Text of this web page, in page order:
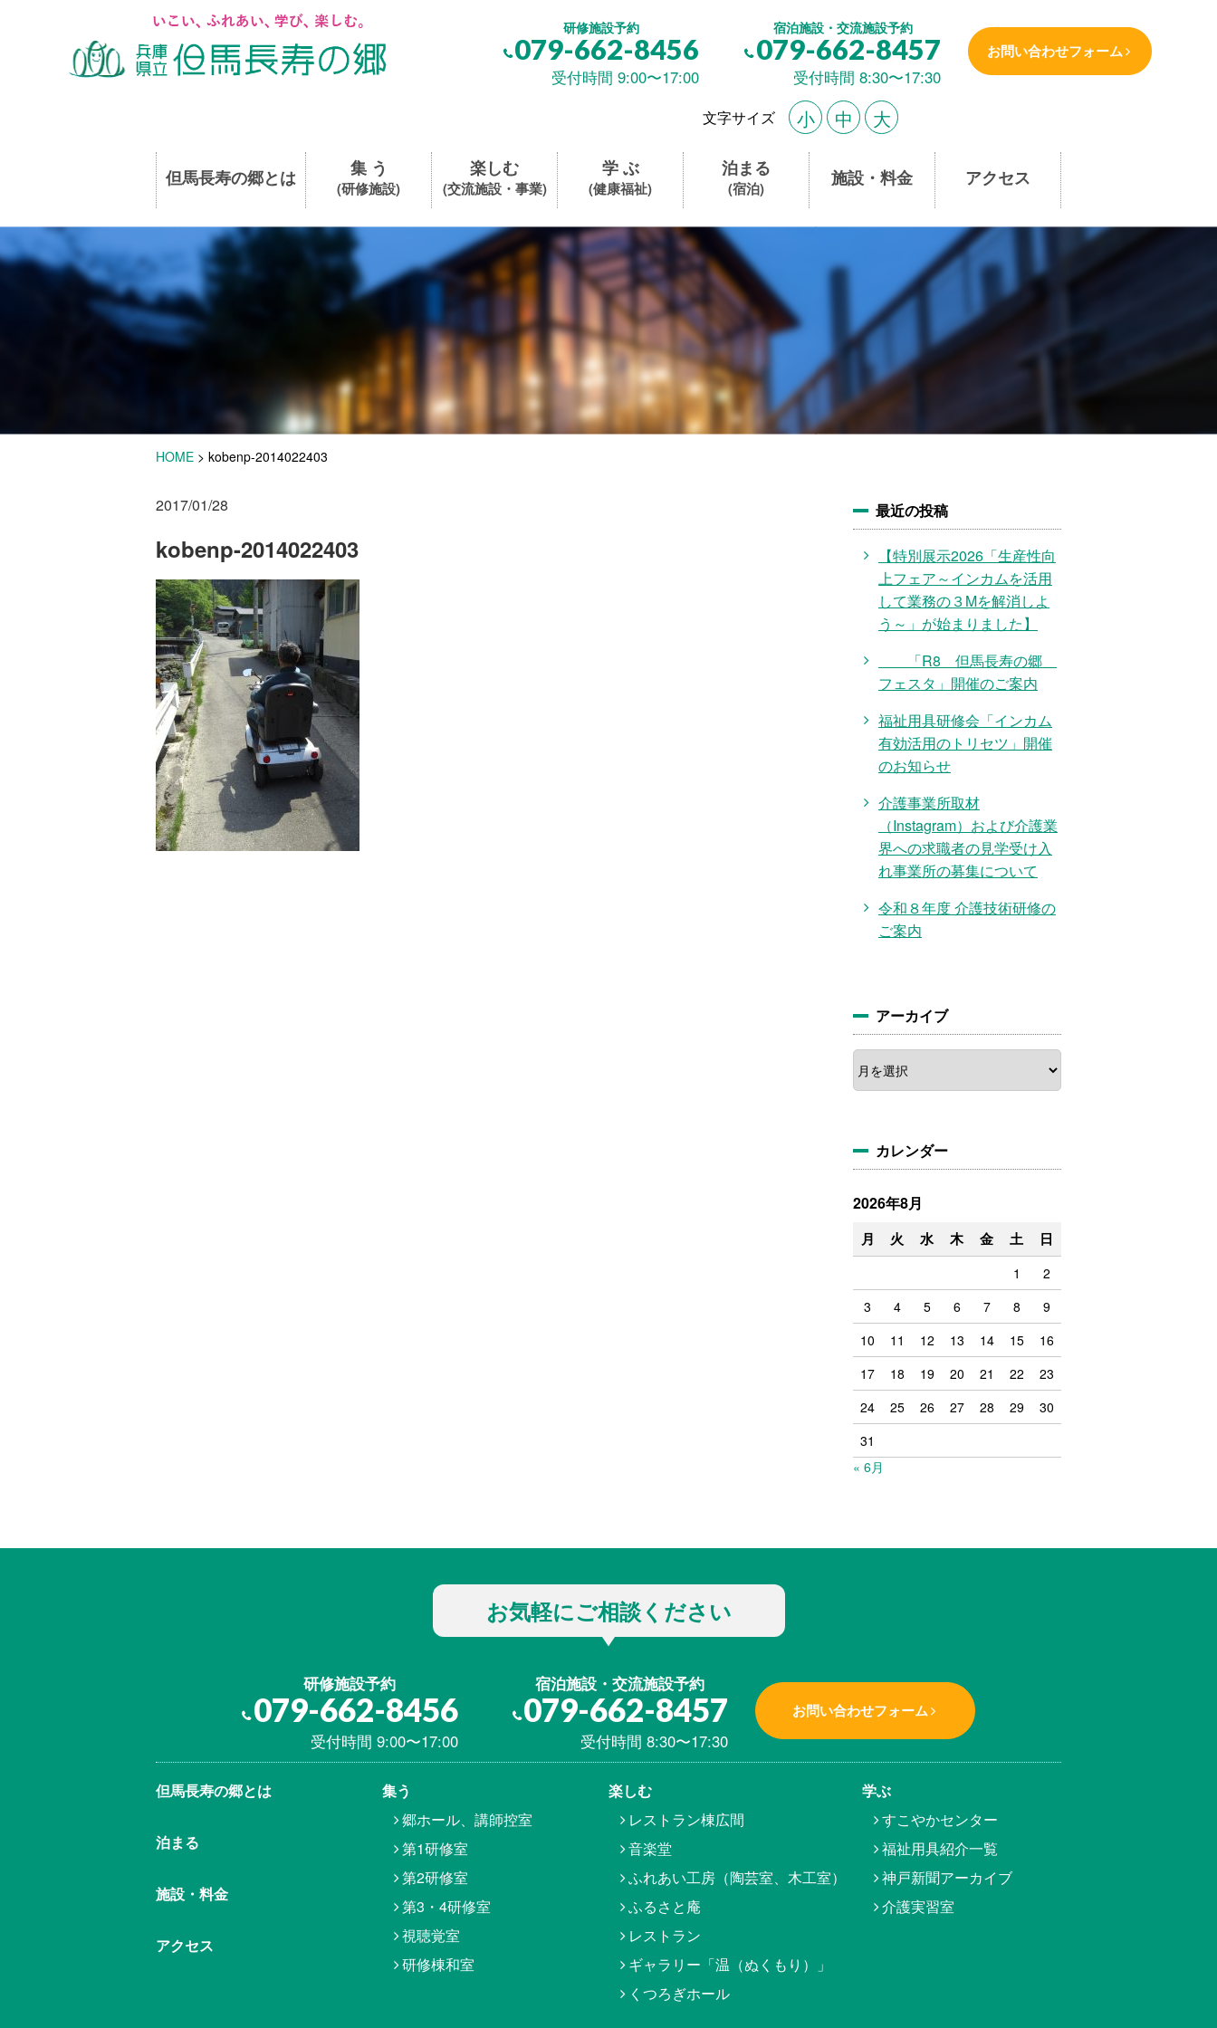
研修施設予約
079-662-8456
受付時間 9:00〜17:00
宿泊施設・交流施設予約
079-662-8457
受付時間 8:30〜17:30
お問い合わせフォーム
文字サイズ 小 中 大
但馬長寿の郷とは 集 う
(研修施設)
楽しむ
(交流施設・事業)
学 ぶ
(健康福祉)
泊まる
(宿泊) 施設・料金 アクセス
HOME > kobenp-2014022403
2017/01/28
kobenp-2014022403
最近の投稿
【特別展示2026「生産性向
上フェア～インカムを活用
して業務の３Mを解消しよ
う～」が始まりました】
「R8 但馬長寿の郷
フェスタ」開催のご案内
福祉用具研修会「インカム
有効活用のトリセツ」開催
のお知らせ
介護事業所取材
（Instagram）および介護業
界への求職者の見学受け入
れ事業所の募集について
令和８年度 介護技術研修の
ご案内
アーカイブ
ア
ー
カ
カレンダー
2026年8月
月 火 水 木 金 土 日
1
2
3
4 5 6 7 8
9
10
11 12 13 14 15
16
17
18 19 20 21 22
23
24
25 26 27 28 29
30
31
« 6月
お気軽にご相談ください
研修施設予約
079-662-8456
受付時間 9:00〜17:00
宿泊施設・交流施設予約
079-662-8457
受付時間 8:30〜17:30
お問い合わせフォーム
但馬⾧寿の郷とは
泊まる
施設・料金
アクセス
集う
郷ホール、講師控室
第1研修室
第2研修室
第3・4研修室
視聴覚室
研修棟和室
楽しむ
レストラン棟広間
音楽堂
ふれあい工房（陶芸室、木工室）
ふるさと庵
レストラン
ギャラリー「温（ぬくもり）」
くつろぎホール
学ぶ
すこやかセンター
福祉用具紹介一覧
神戸新聞アーカイブ
介護実習室